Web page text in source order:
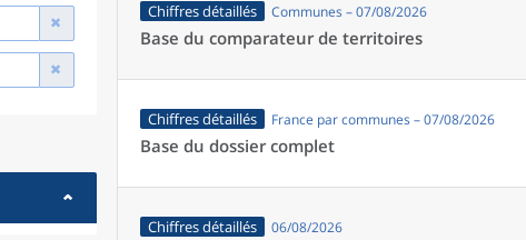
Chiffres détaillés Communes – 07/08/2026
Base du comparateur de territoires
Chiffres détaillés France par communes – 07/08/2026
Base du dossier complet
Chiffres détaillés 06/08/2026